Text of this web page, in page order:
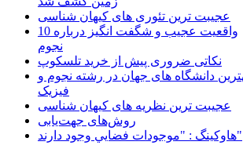
عجیبت ترین تئوری های کیهان شناسی
10 واقعیت عجیب و شگفت انگیز درباره
نجوم
نکاتی ضروری پیش از خرید تلسکوپ
دانشگاه های جهان در رشته نجوم و
فیزیک
عجیبت ترین نظریه های کیهان شناسی
روش‌های جهت‌یابی
هاوكينگ : "موجودات فضايي وجود دارند"